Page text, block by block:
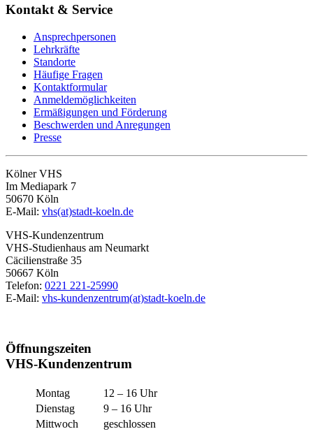
Kontakt & Service
Ansprechpersonen
Lehrkräfte
Standorte
Häufige Fragen
Kontaktformular
Anmeldemöglichkeiten
Ermäßigungen und Förderung
Beschwerden und Anregungen
Presse
Kölner VHS
Im Mediapark 7
50670 Köln
E-Mail: vhs(at)stadt-koeln.de
VHS-Kundenzentrum
VHS-Studienhaus am Neumarkt
Cäcilienstraße 35
50667 Köln
Telefon: 0221 221-25990
E-Mail: vhs-kundenzentrum(at)stadt-koeln.de
Öffnungszeiten
VHS-Kundenzentrum
Montag
12 – 16 Uhr
Dienstag
9 – 16 Uhr
Mittwoch
geschlossen